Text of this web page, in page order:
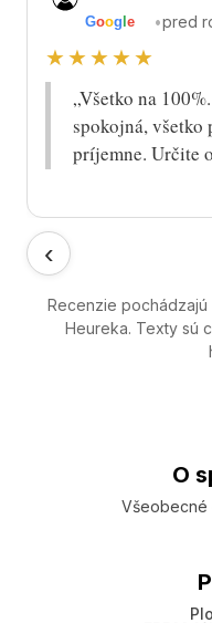
‹
Goog le •pred
★★★★★
„Všetko na
spokojná, všetko
príjemne. Určite
Recenzie
Heureka. Texty sú
O
Všeobecné